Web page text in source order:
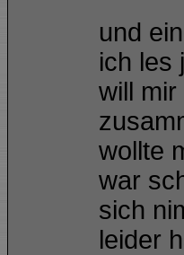
und
ich les
will
wollte
war
sich
leider